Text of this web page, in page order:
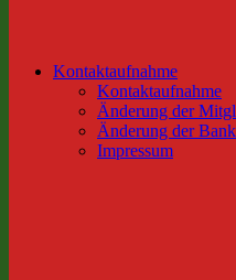
Kontaktaufnahme
Kontaktaufnahme
Änderung der
Änderung der
Impressum